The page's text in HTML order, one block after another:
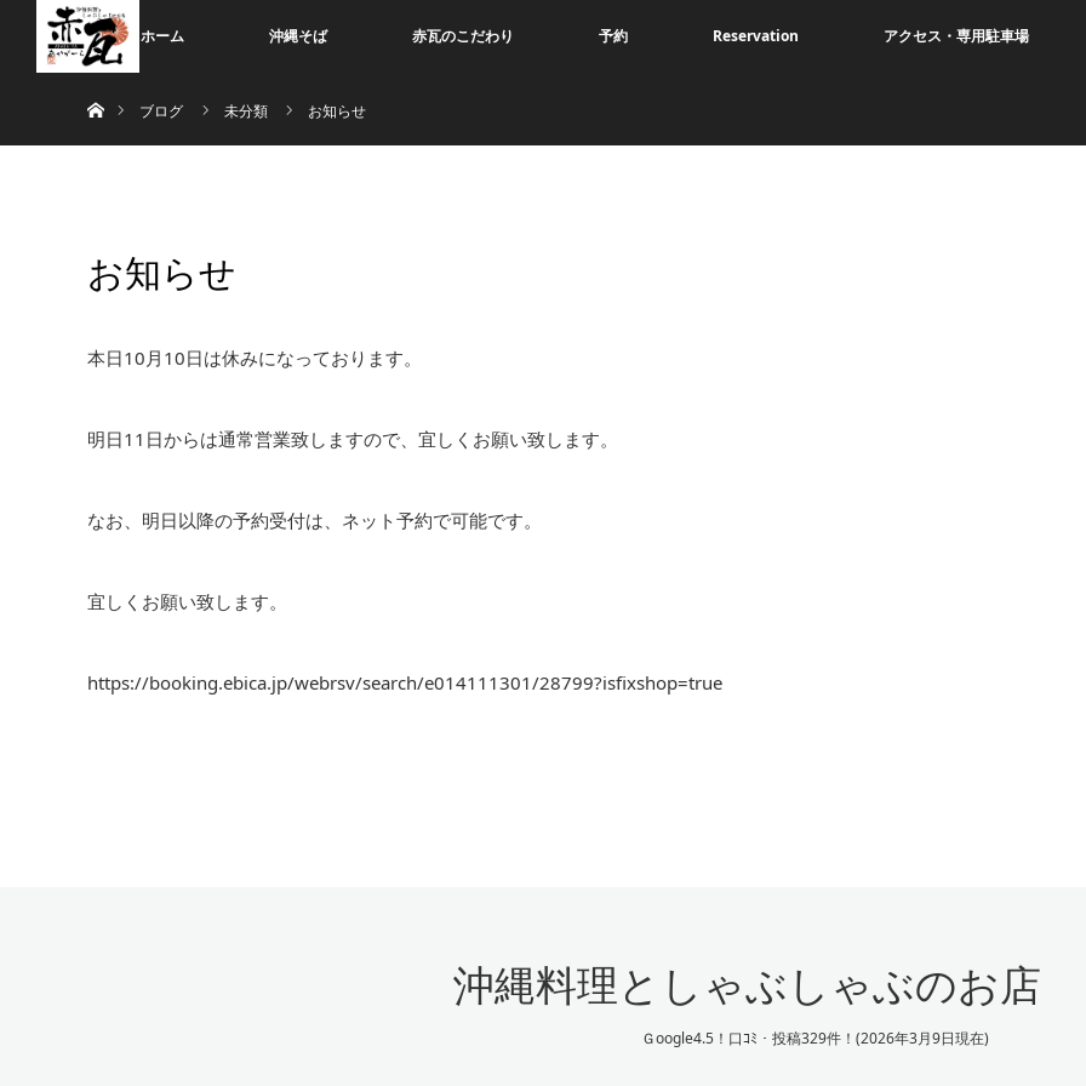
ホーム 沖縄そば 赤瓦のこだわり 予約 Reservation アクセス・専用駐車場
ブログ
未分類 お知らせ
お知らせ
本日10月10日は休みになっております。
明日11日からは通常営業致しますので、宜しくお願い致します。
なお、明日以降の予約受付は、ネット予約で可能です。
宜しくお願い致します。
https://booking.ebica.jp/webrsv/search/e014111301/28799?isfixshop=true
沖縄料理としゃぶしゃぶのお店
Ｇoogle4.5！口ｺﾐ・投稿329件！(2026年3月9日現在)